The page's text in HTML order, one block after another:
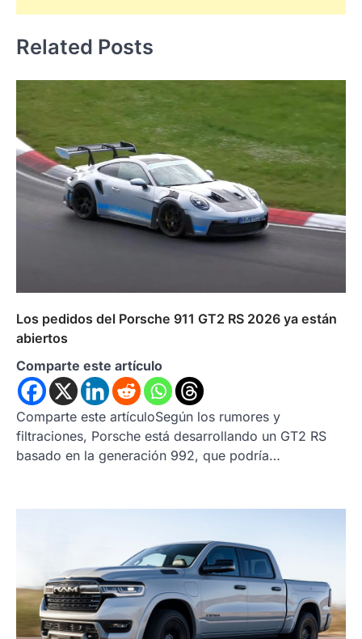
Related Posts
Los pedidos del Porsche 911 GT2 RS 2026 ya están
abiertos
Comparte este artículo
Comparte este artículoSegún los rumores y
filtraciones, Porsche está desarrollando un GT2 RS
basado en la generación 992, que podría…